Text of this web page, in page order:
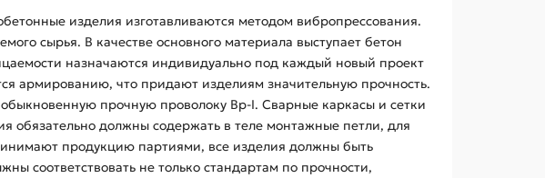
изделия изготавливаются методом вибропрессования.
сырья. В качестве основного материала выступает бетон
назначаются индивидуально под каждый новый проект
армированию, что придают изделиям значительную прочность.
прочную проволоку Bp-I. Сварные каркасы и сетки
обязательно должны содержать в теле монтажные петли, для
продукцию партиями, все изделия должны быть
соответствовать не только стандартам по прочности,